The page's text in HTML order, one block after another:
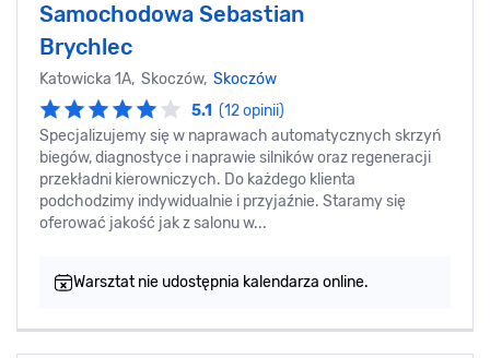
Samochodowa Sebastian
Brychlec
Katowicka 1A, Skoczów, Skoczów
5.1 (12 opinii)
Specjalizujemy się w naprawach automatycznych skrzyń
biegów, diagnostyce i naprawie silników oraz regeneracji
przekładni kierowniczych. Do każdego klienta
podchodzimy indywidualnie i przyjaźnie. Staramy się
oferować jakość jak z salonu w...
Warsztat nie udostępnia kalendarza online.